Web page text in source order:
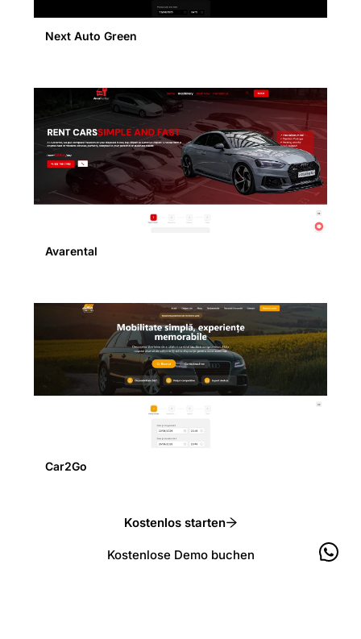
Next Auto Green
Avarental
Car2Go
Kostenlos starten
Kostenlose Demo buchen